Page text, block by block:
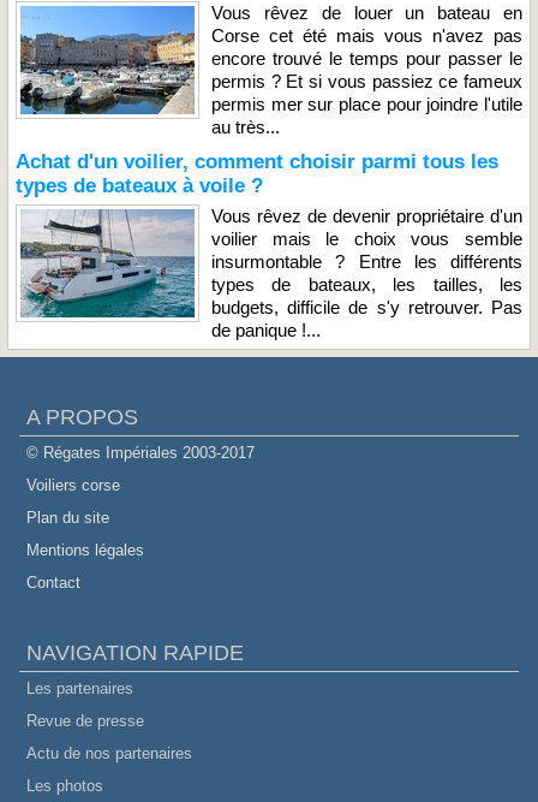
Vous rêvez de louer un bateau en
Corse cet été mais vous n'avez pas
encore trouvé le temps pour passer le
permis ? Et si vous passiez ce fameux
permis mer sur place pour joindre l'utile
au très...
Achat d'un voilier, comment choisir parmi tous les
types de bateaux à voile ?
Vous rêvez de devenir propriétaire d'un
voilier mais le choix vous semble
insurmontable ? Entre les différents
types de bateaux, les tailles, les
budgets, difficile de s'y retrouver. Pas
de panique !...
A PROPOS
© Régates Impériales 2003-2017
Voiliers corse
Plan du site
Mentions légales
Contact
NAVIGATION RAPIDE
Les partenaires
Revue de presse
Actu de nos partenaires
Les photos